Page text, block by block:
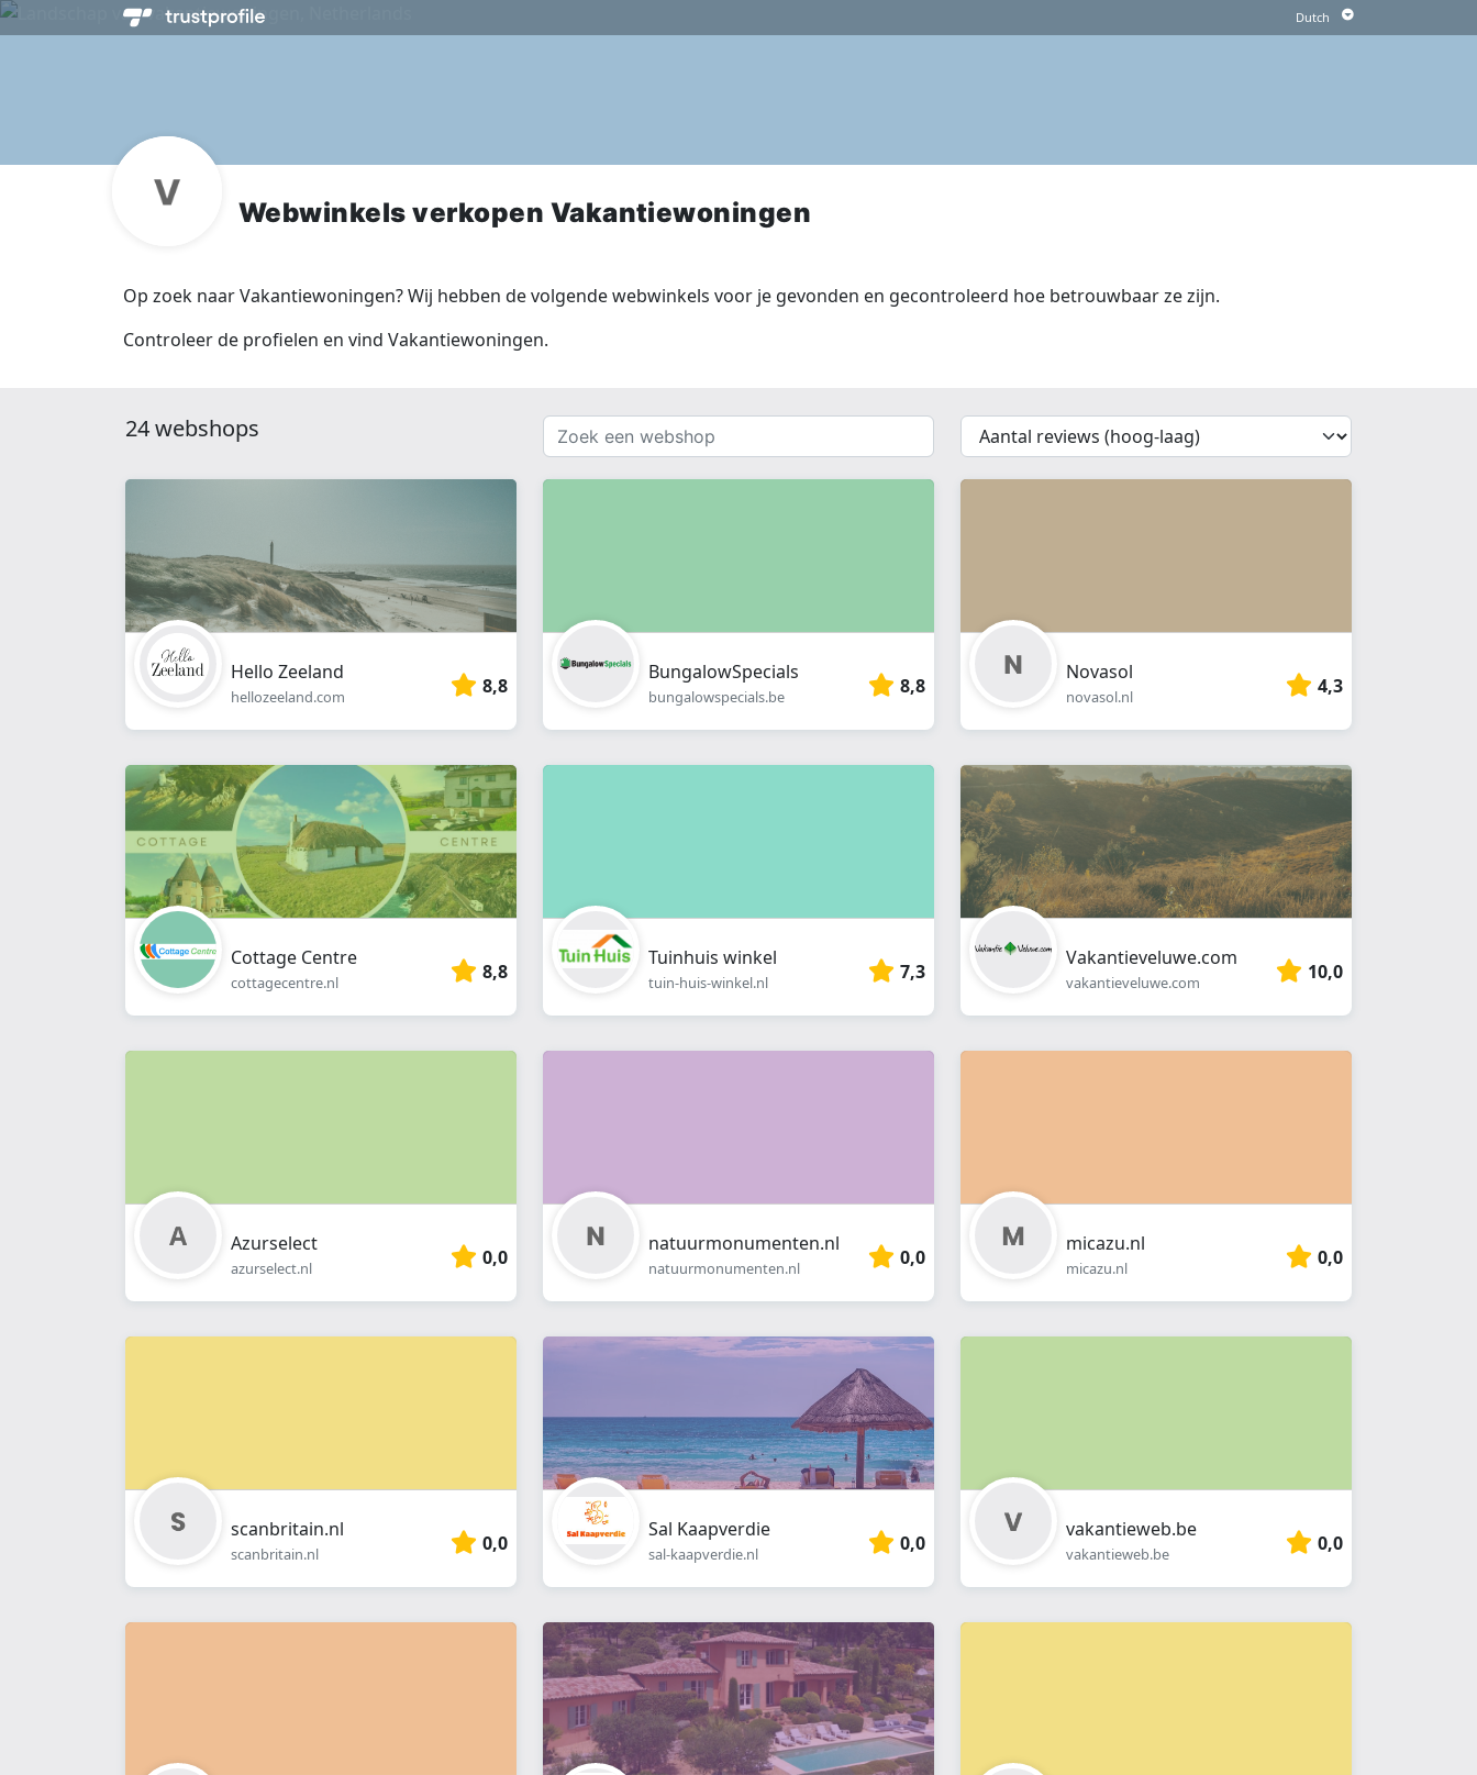
Webwinkels verkopen Vakantiewoningen
Op zoek naar Vakantiewoningen? Wij hebben de volgende webwinkels voor je gevonden en gecontroleerd hoe betrouwbaar ze zijn.
Controleer de profielen en vind Vakantiewoningen.
24 webshops
Zoek
een
webshop
{{
__('Sort')
}}
Hello Zeeland
hellozeeland.com 8,8
BungalowSpecials
bungalowspecials.be 8,8
Novasol
novasol.nl 4,3
Cottage Centre
cottagecentre.nl 8,8
Tuinhuis winkel
tuin-huis-winkel.nl 7,3
Vakantieveluwe.com
vakantieveluwe.com 10,0
Azurselect
azurselect.nl 0,0
natuurmonumenten.nl
natuurmonumenten.nl 0,0
micazu.nl
micazu.nl 0,0
scanbritain.nl
scanbritain.nl 0,0
Sal Kaapverdie
sal-kaapverdie.nl 0,0
vakantieweb.be
vakantieweb.be 0,0